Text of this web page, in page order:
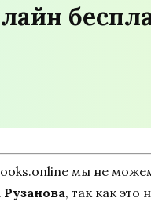
мы не
, так как